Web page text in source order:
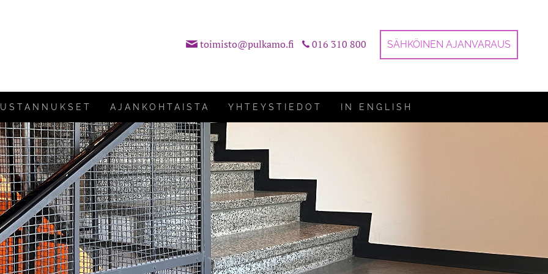
toimisto@pulkamo.fi 016 310 800 SÄHKÖINEN AJANVARAUS
AJANKOHTAISTA YHTEYSTIEDOT IN ENGLISH